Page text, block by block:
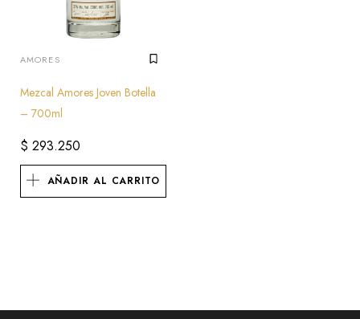
AMORES
Mezcal Amores Joven Botella
– 700ml
$ 293.250
AÑADIR AL CARRITO